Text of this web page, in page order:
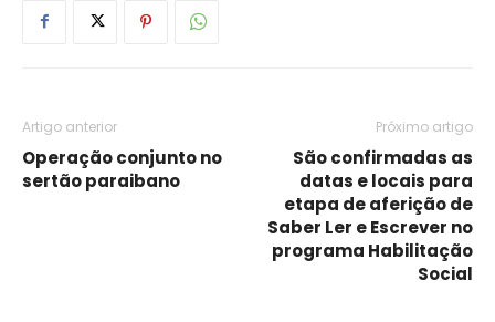
Artigo anterior
Operação conjunto no
sertão paraibano
Próximo artigo
São confirmadas as
datas e locais para
etapa de aferição de
Saber Ler e Escrever no
programa Habilitação
Social